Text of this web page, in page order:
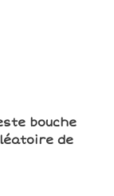
bouche
de